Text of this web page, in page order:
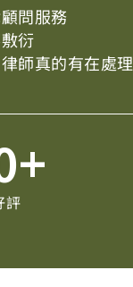
問服務
衍
師真的有在處理
評
+